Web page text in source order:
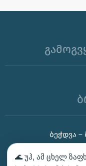
ᲑᲔᲭᲓᲕᲐ
🌊 უჰ, ამ ცხელ